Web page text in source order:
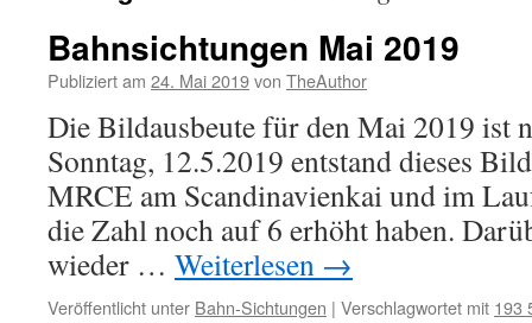
Bahnsichtungen Mai 2019
Publiziert am 24. Mai 2019von TheAuthor
Die Bildausbeute für den Mai 2019 ist
Sonntag, 12.5.2019 entstand dieses
MRCE am Scandinavienkai und im
die Zahl noch auf 6 erhöht haben.
wieder … Weiterlesen →
Veröffentlicht unter Bahn-Sichtungen | Verschlagwortet mit 193